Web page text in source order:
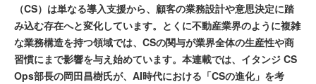
（CS）は単なる導入支援から、顧客の業務設計や意思決定に踏
み込む存在へと変化しています。とくに不動産業界のように複雑
な業務構造を持つ領域では、CSの関与が業界全体の生産性や商
習慣にまで影響を与え始めています。本連載では、イタンジ CS
Ops部長の岡田昌樹氏が、AI時代における「CSの進化」を考